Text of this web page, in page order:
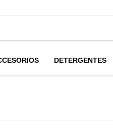
DETERGENTES